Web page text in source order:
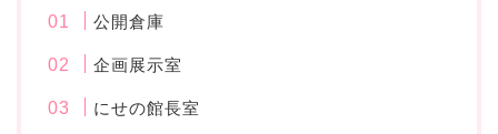
公開倉庫
企画展示室
にせの館長室